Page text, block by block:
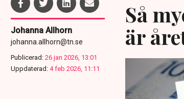
Johanna Allhorn
johanna.allhorn@tn.se
Publicerad: 26 jan 2026, 13:01
Uppdaterad: 4 feb 2026, 11:11
Så
är